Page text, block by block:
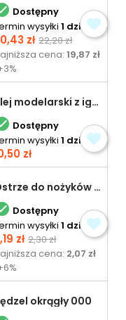
Dostępny
wysyłki 1 dzień
zł Cena
podstawowa
22,20 zł
cena:19,87 zł
Klej modelarski z igłą 30 ml
Dostępny
wysyłki 1 dzień
zł
Ostrze do nożyków Excel
Dostępny
wysyłki 1 dzień
zł Cena
podstawowa
2,30 zł
cena: 2,07 zł
okrągły 000